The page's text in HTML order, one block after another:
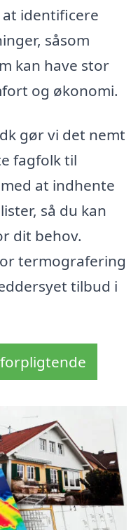
identificere
såsom
kan have stor
og økonomi.
gør vi det nemt
fagfolk til
at indhente
så du kan
dit behov.
termografering
tilbud i